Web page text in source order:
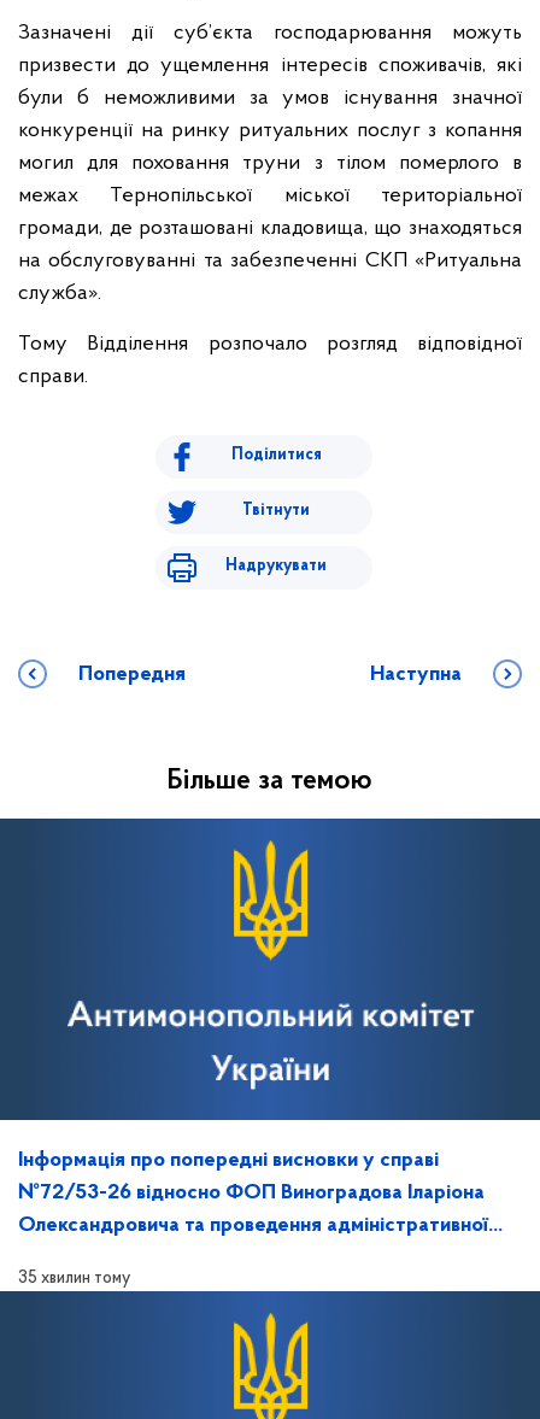
Зазначені дії суб’єкта господарювання можуть
призвести до ущемлення інтересів споживачів, які
були б неможливими за умов існування значної
конкуренції на ринку ритуальних послуг з копання
могил для поховання труни з тілом померлого в
межах Тернопільської міської територіальної
громади, де розташовані кладовища, що знаходяться
на обслуговуванні та забезпеченні СКП «Ритуальна
служба».
Тому Відділення розпочало розгляд відповідної
справи.
Поділитися
Твітнути
Надрукувати
Попередня Наступна
Більше за темою
Інформація про попередні висновки у справі
№72/53-26 відносно ФОП Виноградова Іларіона
Олександровича та проведення адміністративної
35 хвилин тому